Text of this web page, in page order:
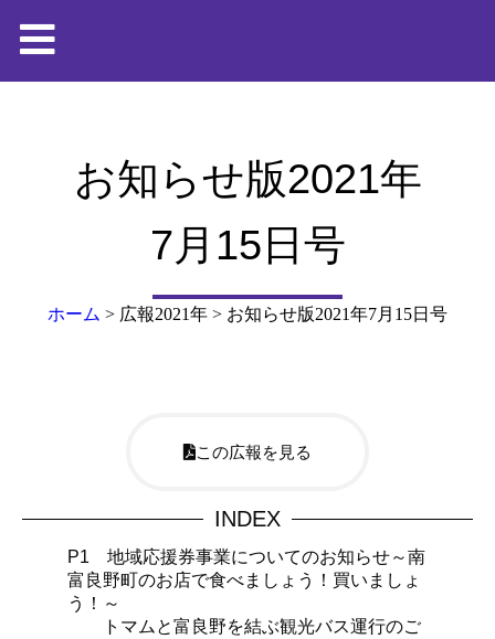
お知らせ版2021年
7月15日号
ホーム > 広報2021年 > お知らせ版2021年7月15日号
この広報を見る
INDEX
P1 地域応援券事業についてのお知らせ～南
富良野町のお店で食べましょう！買いましょ
う！～
トマムと富良野を結ぶ観光バス運行のご